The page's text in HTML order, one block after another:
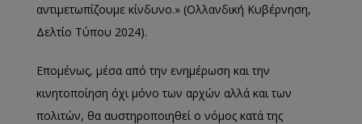
αντιμετωπίζουμε κίνδυνο.» (Ολλανδική Κυβέρνηση,
Δελτίο Τύπου 2024).
Επομένως, μέσα από την ενημέρωση και την
κινητοποίηση όχι μόνο των αρχών αλλά και των
πολιτών, θα αυστηροποιηθεί ο νόμος κατά της